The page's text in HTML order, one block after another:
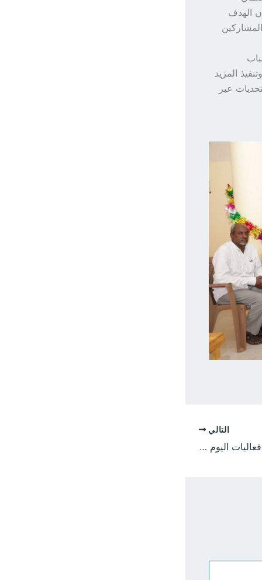
الهدف
المزيد
عبر
التالي
محاضرات علمية تدشن فعاليات اليوم الثالث لدورة تنمية الكفايات المهنية بجامعة الجزيرة